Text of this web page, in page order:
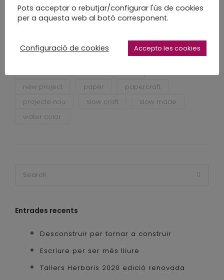
acuarela botanica
aquarel·la botanica
fet a poc a poc
handcraft
new project
paper
papercraft
projecte nou
slow craft
slow made
water color
Entrades recents
Desconstruir per tornar a construir
Escriure per ser més lliure
Tallers Herbaris 2020 edició renovada
Pots acceptar o rebutjar/configurar l'ús de cookies
per a aquesta web al botó corresponent.
Configuració de cookies Accepto les cookies